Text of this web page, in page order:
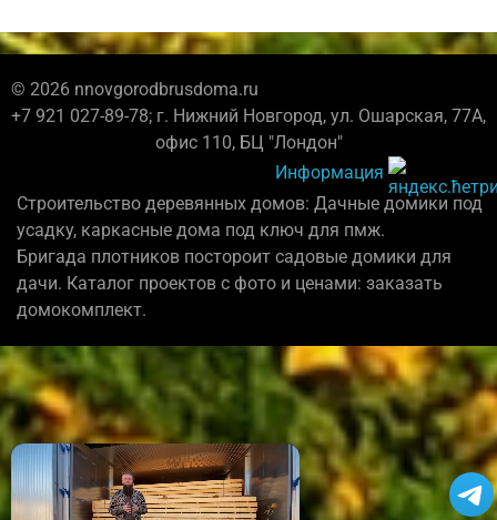
© 2026 nnovgorodbrusdoma.ru
+7 921 027-89-78; г. Нижний Новгород, ул. Ошарская, 77А,
офис 110, БЦ "Лондон"
Информация
Строительство деревянных домов: Дачные домики под
усадку, каркасные дома под ключ для пмж.
Бригада плотников постороит садовые домики для
дачи. Каталог проектов с фото и ценами: заказать
домокомплект.